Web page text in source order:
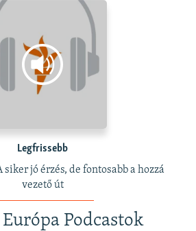
Legfrissebb
jó érzés, de fontosabb a hozzá
vezető út
Podcastok